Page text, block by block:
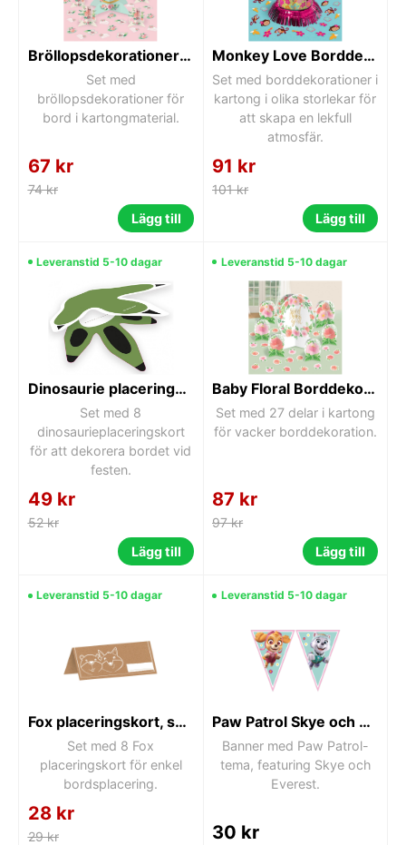
Bröllopsdekorationer för bord
Set med
bröllopsdekorationer för
bord i kartongmaterial.
67 kr
74 kr
Lägg till
Monkey Love Borddekoration Set
Set med borddekorationer i
kartong i olika storlekar för
att skapa en lekfull
atmosfär.
91 kr
101 kr
Lägg till
Leveranstid 5-10 dagar
Dinosaurie placeringskort, 8 st
Set med 8
dinosaurieplaceringskort
för att dekorera bordet vid
festen.
49 kr
52 kr
Lägg till
Leveranstid 5-10 dagar
Baby Floral Borddekoration Set
Set med 27 delar i kartong
för vacker borddekoration.
87 kr
97 kr
Lägg till
Leveranstid 5-10 dagar
Fox placeringskort, set om 8
Set med 8 Fox
placeringskort för enkel
bordsplacering.
28 kr
29 kr
Leveranstid 5-10 dagar
Paw Patrol Skye och Everest banner
Banner med Paw Patrol-
tema, featuring Skye och
Everest.
30 kr